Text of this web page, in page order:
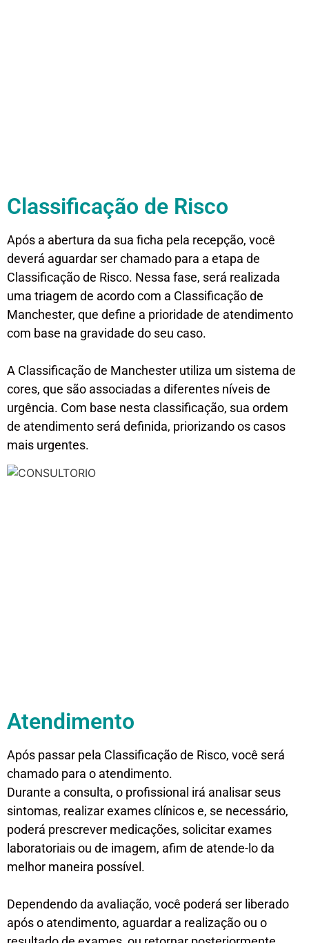
Classificação de Risco
Após a abertura da sua ficha pela recepção, você
deverá aguardar ser chamado para a etapa de
Classificação de Risco. Nessa fase, será realizada
uma triagem de acordo com a Classificação de
Manchester, que define a prioridade de atendimento
com base na gravidade do seu caso.
A Classificação de Manchester utiliza um sistema de
cores, que são associadas a diferentes níveis de
urgência. Com base nesta classificação, sua ordem
de atendimento será definida, priorizando os casos
mais urgentes.
Atendimento
Após passar pela Classificação de Risco, você será
chamado para o atendimento.
Durante a consulta, o profissional irá analisar seus
sintomas, realizar exames clínicos e, se necessário,
poderá prescrever medicações, solicitar exames
laboratoriais ou de imagem, afim de atende-lo da
melhor maneira possível.
Dependendo da avaliação, você poderá ser liberado
após o atendimento, aguardar a realização ou o